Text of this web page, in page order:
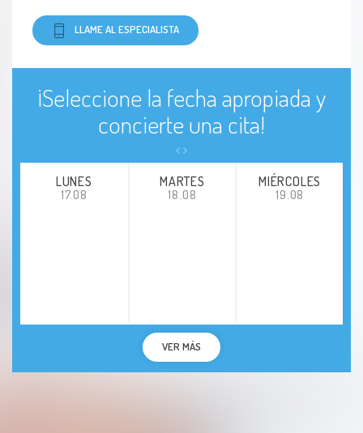
LLAME AL ESPECIALISTA
¡Seleccione la fecha apropiada y
concierte una cita!
LUNES
17.08
MARTES
18.08
MIÉRCOLES
19.08
VER MÁS